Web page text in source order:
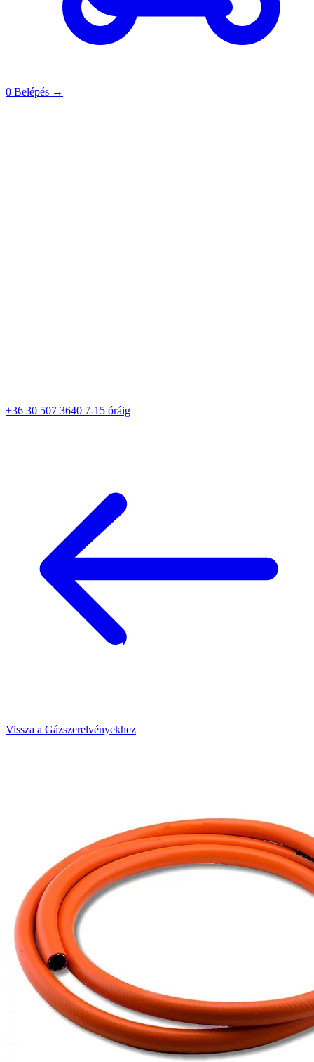
0 Belépés →
+36 30 507 3640 7-15 óráig
Vissza a Gázszerelvényekhez